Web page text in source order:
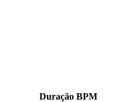
Duração BPM